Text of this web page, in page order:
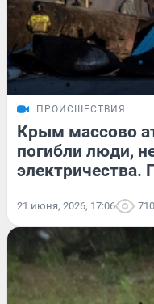
ПРОИСШЕСТВИЯ
Крым массово
погибли люди,
электричества.
21 июня, 2026, 17:06 710